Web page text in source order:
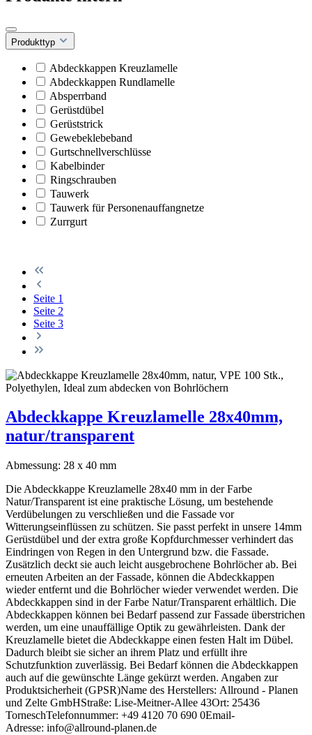
Produkttyp
Abdeckkappen Kreuzlamelle
Abdeckkappen Rundlamelle
Absperrband
Gerüstdübel
Gerüststrick
Gewebeklebeband
Gurtschnellverschlüsse
Kabelbinder
Ringschrauben
Tauwerk
Tauwerk für Personenauffangnetze
Zurrgurt
Seite 1
Seite 2
Seite 3
Abdeckkappe Kreuzlamelle 28x40mm,
natur/transparent
Abmessung: 28 x 40 mm
Die Abdeckkappe Kreuzlamelle 28x40 mm in der Farbe
Natur/Transparent ist eine praktische Lösung, um bestehende
Verdübelungen zu verschließen und die Fassade vor
Witterungseinflüssen zu schützen. Sie passt perfekt in unsere 14mm
Gerüstdübel und der extra große Kopfdurchmesser verhindert das
Eindringen von Regen in den Untergrund bzw. die Fassade.
Zusätzlich deckt sie auch leicht ausgebrochene Bohrlöcher ab. Bei
erneuten Arbeiten an der Fassade, können die Abdeckkappen
wieder entfernt und die Bohrlöcher wieder verwendet werden. Die
Abdeckkappen sind in der Farbe Natur/Transparent erhältlich. Die
Abdeckkappen können bei Bedarf passend zur Fassade überstrichen
werden, um eine unauffällige Optik zu gewährleisten. Dank der
Kreuzlamelle bietet die Abdeckkappe einen festen Halt im Dübel.
Dadurch bleibt sie sicher an ihrem Platz und erfüllt ihre
Schutzfunktion zuverlässig. Bei Bedarf können die Abdeckkappen
auch auf die gewünschte Länge gekürzt werden. Angaben zur
Produktsicherheit (GPSR)Name des Herstellers: Allround - Planen
und Zelte GmbHStraße: Lise-Meitner-Allee 43Ort: 25436
TorneschTelefonnummer: +49 4120 70 690 0Email-
Adresse: info@allround-planen.de